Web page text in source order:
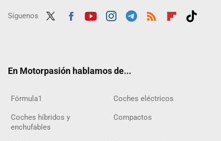
Síguenos
En Motorpasión hablamos de...
Fórmula1 Coches eléctricos
Coches híbridos y
enchufables
Compactos